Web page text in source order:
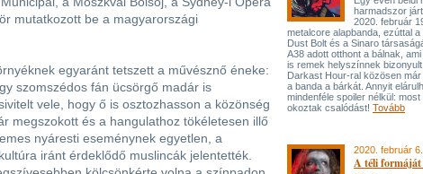
mutatkozott be a magyarországi
egyaránt tetszett a művésznő éneke:
szomszédos fán ücsörgő madár is
vele, hogy ő is osztozhasson a közönség
megszokott és a hangulathoz tökéletesen illő
nyáresti eseménynek egyetlen, a
iránt érdeklődő muslincák jelentették.
harmadszor
2020. február
metalcore alapbanda, ezúttal a
Dust Bolt és a Sinaro
A38 adott otthont a bálnak,
is remek helyszínnek
Darkast Hour-ral közösen már
a banda a bárkát. Annyit
mindenféle spoiler nélkül: most
okoztak csalódást! Tovább
2020. február 6.
A téli formáját